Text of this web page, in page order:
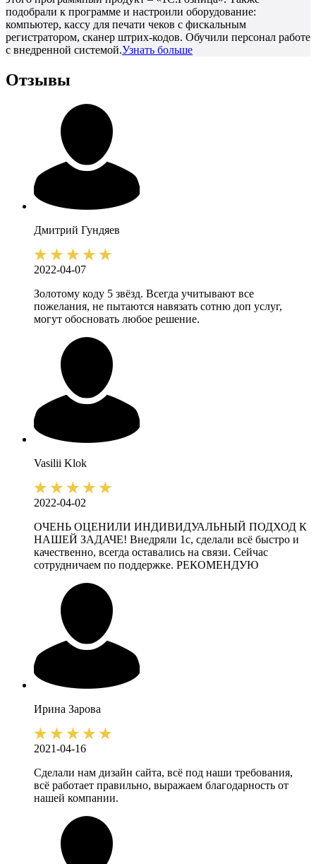
подобрали к программе и настроили оборудование:
компьютер, кассу для печати чеков с фискальным
регистратором, сканер штрих-кодов. Обучили персонал работе
с внедренной системой.Узнать больше
Отзывы
Дмитрий Гундяев
2022-04-07
Золотому коду 5 звёзд. Всегда учитывают все
пожелания, не пытаются навязать сотню доп услуг,
могут обосновать любое решение.
Vasilii Klok
2022-04-02
ОЧЕНЬ ОЦЕНИЛИ ИНДИВИДУАЛЬНЫЙ ПОДХОД К
НАШЕЙ ЗАДАЧЕ! Внедряли 1с, сделали всё быстро и
качественно, всегда оставались на связи. Сейчас
сотрудничаем по поддержке. РЕКОМЕНДУЮ
Ирина Зарова
2021-04-16
Сделали нам дизайн сайта, всё под наши требования,
всё работает правильно, выражаем благодарность от
нашей компании.